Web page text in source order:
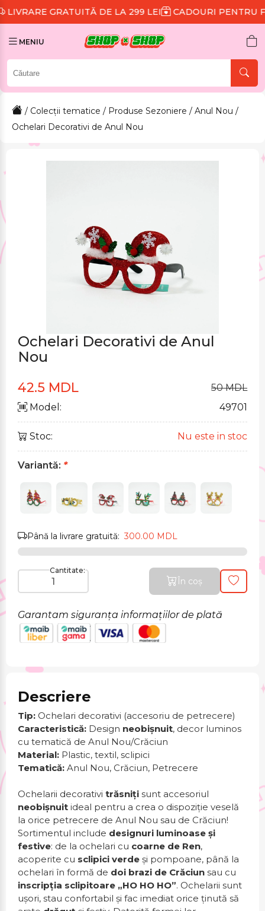
DE LA 299 LEI CADOURI PENTRU FIECARE
MENIU
/ Colecții tematice / Produse Sezoniere / Anul Nou /
Ochelari Decorativi de Anul Nou
Ochelari Decorativi de Anul
Nou
42.5 MDL
50 MDL
Model:
49701
Stoc: Nu este in stoc
Variantă: *
Până la livrare gratuită:300.00 MDL
Cantitate:
În coș
Garantam siguranța informațiilor de plată
Descriere
Tip: Ochelari decorativi (accesoriu de petrecere)
Caracteristică: Design neobișnuit, decor luminos
cu tematică de Anul Nou/Crăciun
Material: Plastic, textil, sclipici
Tematică: Anul Nou, Crăciun, Petrecere
Ochelarii decorativi trăsniți sunt accesoriul
neobișnuit ideal pentru a crea o dispoziție veselă
la orice petrecere de Anul Nou sau de Crăciun!
Sortimentul include designuri luminoase și
festive: de la ochelari cu coarne de Ren,
acoperite cu sclipici verde și pompoane, până la
ochelari în formă de doi brazi de Crăciun sau cu
inscripția sclipitoare „HO HO HO”. Ochelarii sunt
ușori, stau confortabil și fac imediat orice ținută să